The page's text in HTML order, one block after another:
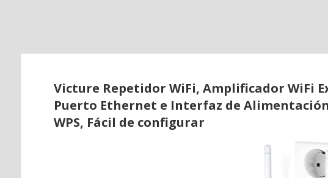
Victure Repetidor WiFi, Amplificador WiFi
Puerto Ethernet e Interfaz de
WPS, Fácil de configurar